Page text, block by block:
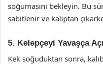
soğumasını bekleyin. Bu
sabitlenir ve kalıptan
5. Kelepçeyi Yavaşça
Kek soğuduktan sonra,